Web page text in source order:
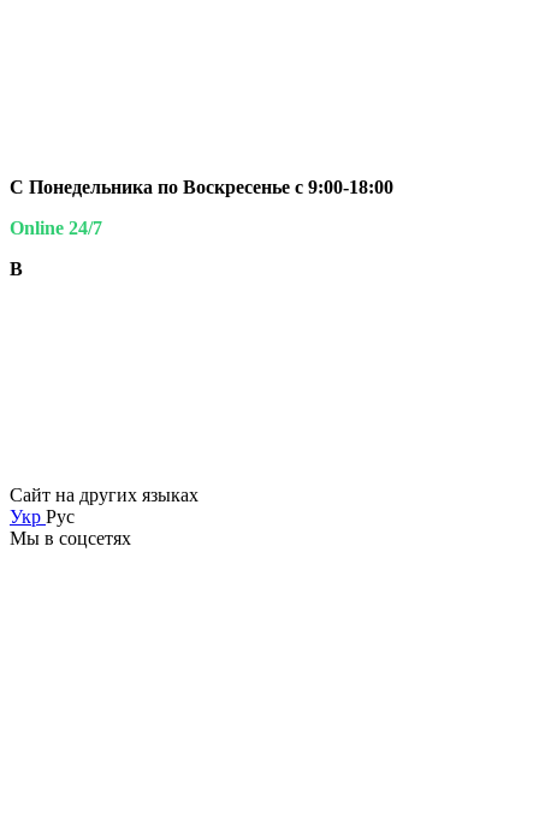
С Понедельника по Воскресенье с 9:00-18:00
Online 24/7
В
Сайт на других языках
Укр Рус
Мы в соцсетях